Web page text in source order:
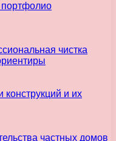
чистка
конструкций и их
частных домов